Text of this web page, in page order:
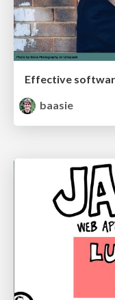
baasie